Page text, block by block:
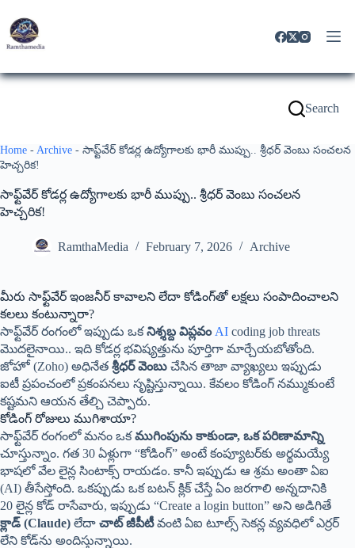
Search
Home - Archive - సాఫ్ట్‌వేర్ కోడర్ల ఉద్యోగాలకు భారీ ముప్పు.. శ్రీధర్ వెంబు సంచలన
హెచ్చరిక!
సాఫ్ట్‌వేర్ కోడర్ల ఉద్యోగాలకు భారీ ముప్పు.. శ్రీధర్ వెంబు సంచలన
హెచ్చరిక!
RamthaMedia February 7, 2026 Archive
మీరు సాఫ్ట్‌వేర్ ఇంజనీర్ కావాలని లేదా కోడింగ్‌తో లక్షలు సంపాదించాలని
కలలు కంటున్నారా?
సాఫ్ట్‌వేర్ రంగంలో ఇప్పుడు ఒకనిశ్శబ్ద విప్లవం AI coding job threats
మొదలైనాయి.. ఇది కోడర్ల భవిష్యత్తును పూర్తిగా మార్చేయబోతోంది.
జోహో (Zoho) అధినేత శ్రీధర్ వెంబు చేసిన తాజా వ్యాఖ్యలు ఇప్పుడు
ఐటీ ప్రపంచంలో ప్రకంపనలు సృష్టిస్తున్నాయి. కేవలం కోడింగ్ నమ్ముకుంటే
కష్టమని ఆయన తేల్చి చెప్పారు.
కోడింగ్ రోజులు ముగిశాయా?
సాఫ్ట్‌వేర్ రంగంలో మనం ఒకముగింపును కాకుండా, ఒక పరిణామాన్ని
చూస్తున్నాం. గత 30 ఏళ్లుగా “కోడింగ్” అంటే కంప్యూటర్‌కు అర్థమయ్యే
భాషలో వేల లైన్ల సింటాక్స్ రాయడం. కానీ ఇప్పుడు ఆ శ్రమ అంతా ఏఐ
(AI) తీసేస్తోంది. ఒకప్పుడు ఒక బటన్ క్లిక్ చేస్తే ఏం జరగాలి అన్నదానికి
20 లైన్ల కోడ్ రాసేవారు, ఇప్పుడు “Create a login button” అని అడిగితే
క్లాడ్ (Claude) లేదా చాట్ జీపీటీవంటి ఏఐ టూల్స్ సెకన్ల వ్యవధిలో ఎర్రర్
లేని కోడ్‌ను అందిస్తున్నాయి.